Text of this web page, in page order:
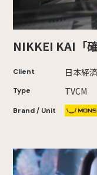
NIKKEI KAI「
Client 日本経
Type TVCM
Brand / Unit